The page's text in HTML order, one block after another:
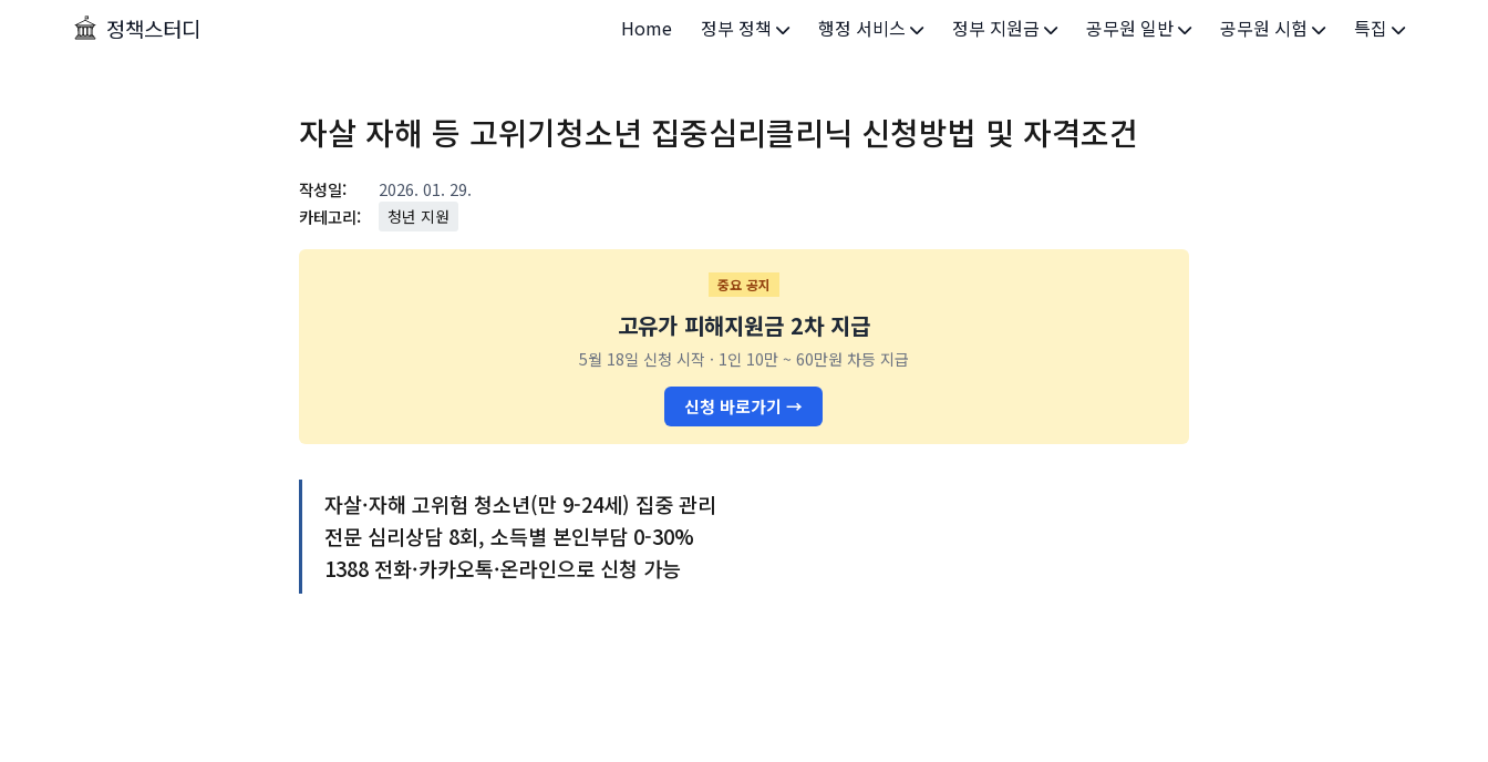
정책스터디 Home 정부 정책
정부 정책
행정 서비스
보조금24
세무/납부
기타 서비스
정부 지원금
소상공인
공무원 일반
공무원 제도
공무원 시험 특집
자살 자해 등 고위기청소년 집중심리클리닉 신청방법 및 자격조건
작성일:
2026. 01. 29.
카테고리:
청년 지원
중요 공지
고유가 피해지원금 2차 지급
5월 18일 신청 시작 · 1인 10만 ~ 60만원 차등 지급
신청 바로가기 →
자살·자해 고위험 청소년(만 9-24세) 집중 관리
전문 심리상담 8회, 소득별 본인부담 0-30%
1388 전화·카카오톡·온라인으로 신청 가능